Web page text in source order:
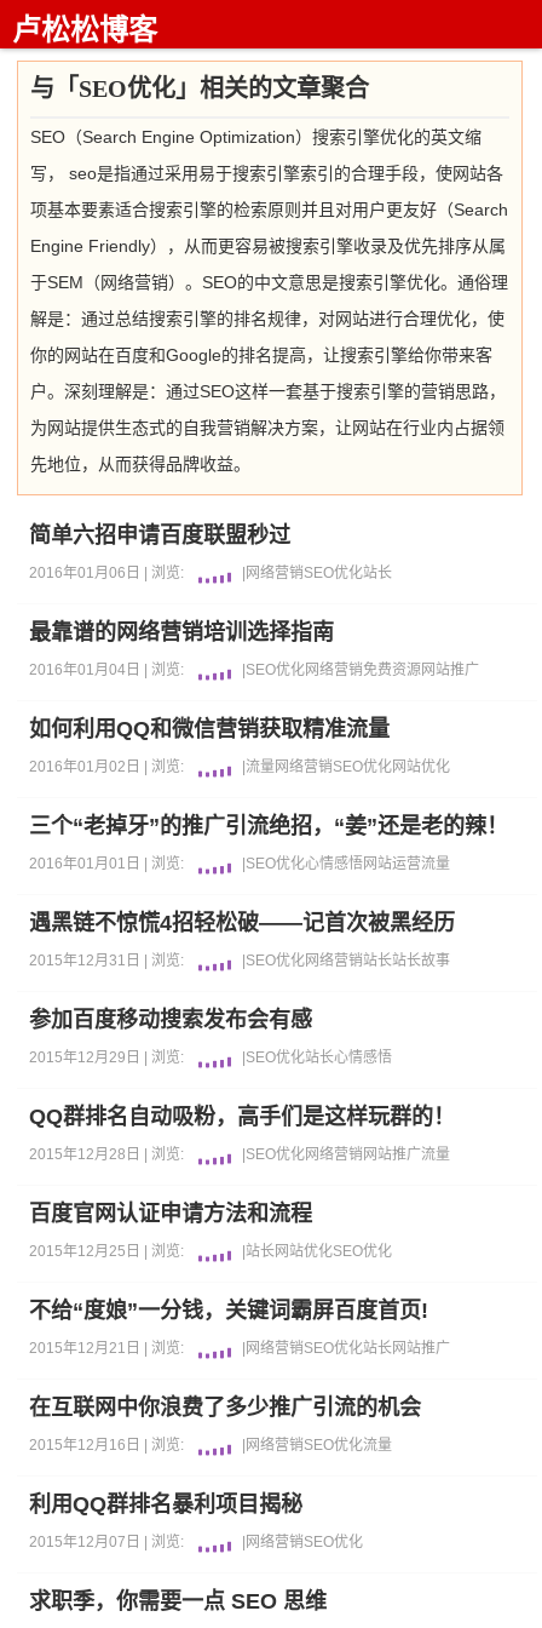
卢松松博客
与「SEO优化」相关的文章聚合
SEO（Search Engine Optimization）搜索引擎优化的英文缩
写， seo是指通过采用易于搜索引擎索引的合理手段，使网站各
项基本要素适合搜索引擎的检索原则并且对用户更友好（Search
Engine Friendly），从而更容易被搜索引擎收录及优先排序从属
于SEM（网络营销）。SEO的中文意思是搜索引擎优化。通俗理
解是：通过总结搜索引擎的排名规律，对网站进行合理优化，使
你的网站在百度和Google的排名提高，让搜索引擎给你带来客
户。深刻理解是：通过SEO这样一套基于搜索引擎的营销思路，
为网站提供生态式的自我营销解决方案，让网站在行业内占据领
先地位，从而获得品牌收益。
简单六招申请百度联盟秒过
2016年01月06日 | 浏览: 网络营销SEO优化站长
最靠谱的网络营销培训选择指南
2016年01月04日 | 浏览: SEO优化网络营销免费资源网站推广
如何利用QQ和微信营销获取精准流量
2016年01月02日 | 浏览: |流量网络营销SEO优化网站优化
三个“老掉牙”的推广引流绝招，“姜”还是老的辣！
2016年01月01日 | 浏览: SEO优化心情感悟网站运营流量
遇黑链不惊慌4招轻松破——记首次被黑经历
2015年12月31日 | 浏览: SEO优化网络营销站长站长故事
参加百度移动搜索发布会有感
2015年12月29日 | 浏览: SEO优化站长心情感悟
QQ群排名自动吸粉，高手们是这样玩群的！
2015年12月28日 | 浏览: SEO优化网络营销 网站推广流量
百度官网认证申请方法和流程
2015年12月25日 | 浏览: |站长网站优化SEO优化
不给“度娘”一分钱，关键词霸屏百度首页!
2015年12月21日 | 浏览: 网络营销SEO优化站长网站推广
在互联网中你浪费了多少推广引流的机会
2015年12月16日 | 浏览: 网络营销SEO优化流量
利用QQ群排名暴利项目揭秘
2015年12月07日 | 浏览: 网络营销SEO优化
求职季，你需要一点 SEO 思维